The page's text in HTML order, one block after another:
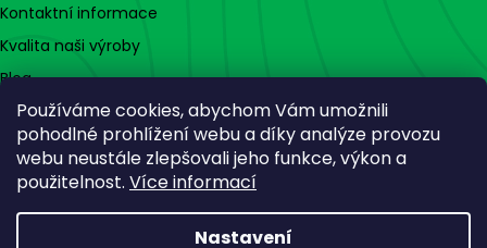
Používáme cookies, abychom Vám umožnili
pohodlné prohlížení webu a díky analýze provozu
webu neustále zlepšovali jeho funkce, výkon a
použitelnost. Více informací
Nastavení
Kontaktní informace
Kvalita naši výroby
Blog